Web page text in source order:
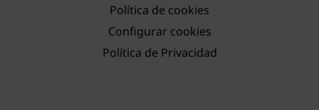
Política de cookies
Configurar cookies
Política de Privacidad